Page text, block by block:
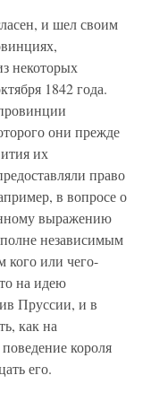
и шел своим
некоторых
1842 года.
они прежде
их
право
в вопросе о
выражению
независимым
кого или чего-
на идею
Пруссии, и в
как на
короля
его.